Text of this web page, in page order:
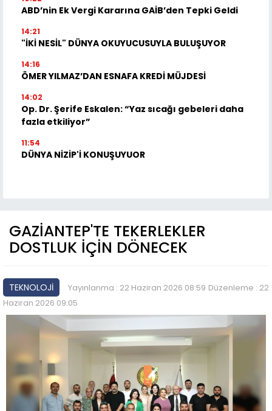
ABD’nin Ek Vergi Kararına GAİB’den Tepki Geldi
14:21
"İKİ NESİL" DÜNYA OKUYUCUSUYLA BULUŞUYOR
14:16
ÖMER YILMAZ’DAN ESNAFA KREDİ MÜJDESİ
14:02
Op. Dr. Şerife Eskalen: “Yaz sıcağı gebeleri daha
fazla etkiliyor”
11:54
DÜNYA NİZİP'İ KONUŞUYUOR
GAZİANTEP'TE TEKERLEKLER
DOSTLUK İÇİN DÖNECEK
TEKNOLOJİ Yayınlanma : 22 Haziran 2026 08:59 Düzenleme : 22
Haziran 2026 09:05